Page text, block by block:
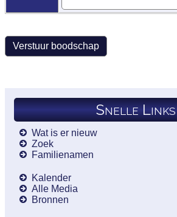
Snelle Links
Wat is er nieuw
Zoek
Familienamen
Kalender
Alle Media
Bronnen